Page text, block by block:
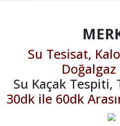
Su Tesisat,
Su Kaçak Tespiti,
30dk ile 60dk